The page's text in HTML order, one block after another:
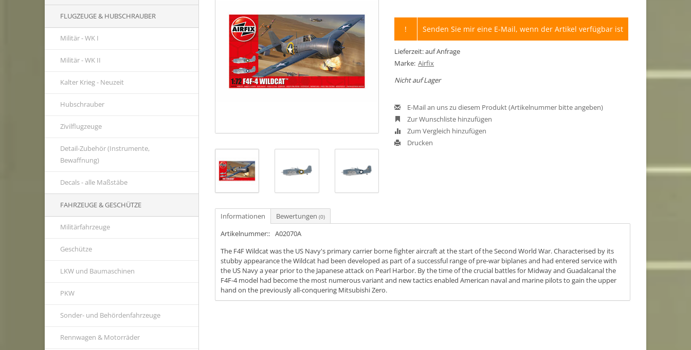
FLUGZEUGE & HUBSCHRAUBER
Militär - WK I
Militär - WK II
Kalter Krieg - Neuzeit
Hubschrauber
Zivilflugzeuge
Detail-Zubehör (Instrumente,
Bewaffnung)
Decals - alle Maßstäbe
FAHRZEUGE & GESCHÜTZE
Militärfahrzeuge
Geschütze
LKW und Baumaschinen
PKW
Sonder- und Behördenfahrzeuge
Rennwagen & Motorräder
! Senden Sie mir eine E-Mail, wenn der Artikel verfügbar ist
Lieferzeit: auf Anfrage
Marke: Airfix
Nicht auf Lager
E-Mail an uns zu diesem Produkt (Artikelnummer bitte angeben)
Zur Wunschliste hinzufügen
Zum Vergleich hinzufügen
Drucken
Informationen Bewertungen (0)
Artikelnummer:: A02070A
The F4F Wildcat was the US Navy's primary carrier borne fighter aircraft at the start of the Second World War. Characterised by its
stubby appearance the Wildcat had been developed as part of a successful range of pre-war biplanes and had entered service with
the US Navy a year prior to the Japanese attack on Pearl Harbor. By the time of the crucial battles for Midway and Guadalcanal the
F4F-4 model had become the most numerous variant and new tactics enabled American naval and marine pilots to gain the upper
hand on the previously all-conquering Mitsubishi Zero.